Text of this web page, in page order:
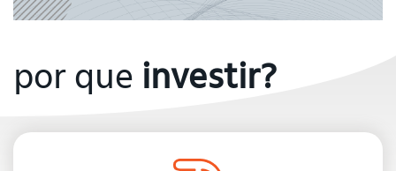
por que investir?